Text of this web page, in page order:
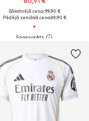
Sākotnējā cena: 99,90 €
Pēdējā zemākā cena:69,90 €